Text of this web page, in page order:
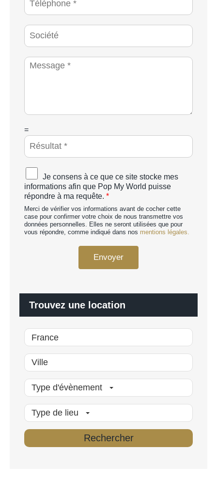
l
é
h
o
S
c
iM
g
*
C
A
T
C
H
A
p
e
r
s
o
s
=
A
c
c
o
r
d
R
Je consens à ce que ce site stocke mes
informations afin que Pop My World puisse
répondre à ma requête. *
Merci de vérifier vos informations avant de cocher cette
case pour confirmer votre choix de nous transmettre vos
données personnelles. Elles ne seront utilisées que pour
vous répondre, comme indiqué dans nos mentions légales.
Envoyer
Trouvez une location
Type d'évènement
Type de lieu